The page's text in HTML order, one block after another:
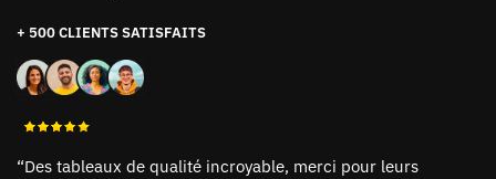
+ 500 CLIENTS SATISFAITS
“Des tableaux de qualité incroyable, merci pour leurs